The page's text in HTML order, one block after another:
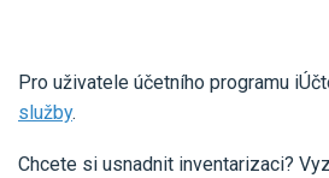
Pro uživatele účetního programu
služby.
Chcete si usnadnit inventarizaci?